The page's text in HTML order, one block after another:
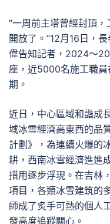
“一周前主塔曾經封頂
開放了。”12月16日，
偉告知記者，2024～
座，近5000名施工職員
期。
近日，中心區域和諧成
域冰雪經濟高東西的品
計劃》，為連續火爆的
耕，西南冰雪經濟進進
措用逐步浮現。在吉林
項目，各類冰雪建筑的
師成了炙手可熱的個人
發高度追蹤關心。